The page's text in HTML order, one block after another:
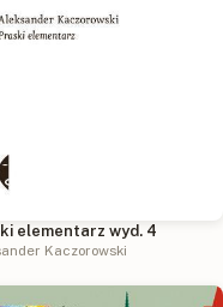
elementarz wyd. 4
Kaczorowski